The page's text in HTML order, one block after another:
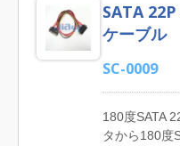
SATA
ケーブル
SC-0009
180度SATA
タから180度